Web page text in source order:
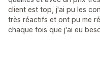
client est top, j'ai pu les
très réactifs et ont pu me
chaque fois que j'ai eu